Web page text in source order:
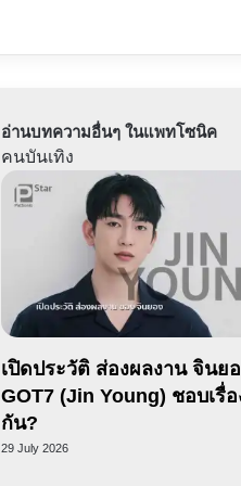
อ่านบทความอื่นๆ ในแพทโซนิค
คนบันเทิง
เปิดประวัติ ส่องผลงาน จินย
GOT7 (Jin Young) ชอบเรื่
กัน?
29 July 2026